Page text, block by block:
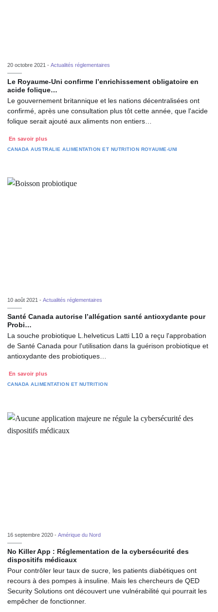
20 octobre 2021 - Actualités réglementaires
Le Royaume-Uni confirme l’enrichissement obligatoire en
acide folique…
Le gouvernement britannique et les nations décentralisées ont
confirmé, après une consultation plus tôt cette année, que l'acide
folique serait ajouté aux aliments non entiers…
En savoir plus
CANADA AUSTRALIE ALIMENTATION ET NUTRITION ROYAUME-UNI
10 août 2021 - Actualités réglementaires
Santé Canada autorise l’allégation santé antioxydante pour
Probi…
La souche probiotique L.helveticus Latti L10 a reçu l'approbation
de Santé Canada pour l'utilisation dans la guérison probiotique et
antioxydante des probiotiques…
En savoir plus
CANADA ALIMENTATION ET NUTRITION
16 septembre 2020 - Amérique du Nord
No Killer App : Réglementation de la cybersécurité des
dispositifs médicaux
Pour contrôler leur taux de sucre, les patients diabétiques ont
recours à des pompes à insuline. Mais les chercheurs de QED
Security Solutions ont découvert une vulnérabilité qui pourrait les
empêcher de fonctionner.